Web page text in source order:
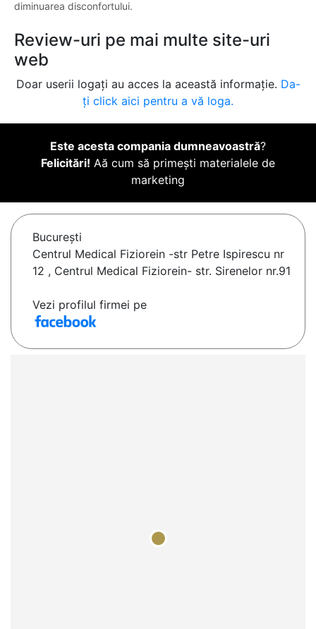
diminuarea disconfortului.
Review-uri pe mai multe site-uri
web
Doar userii logați au acces la această informație. Da-
ți click aici pentru a vă loga.
Este acesta compania dumneavoastră?
Felicitări! Aă cum să primești materialele de
marketing
Bucureşti
Centrul Medical Fiziorein -str Petre Ispirescu nr
12 , Centrul Medical Fiziorein- str. Sirenelor nr.91
Vezi profilul firmei pe